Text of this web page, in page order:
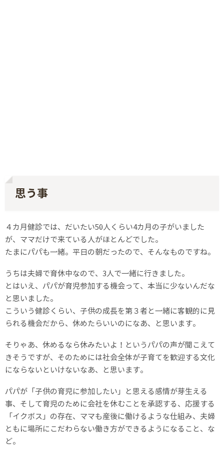
思う事
４カ月健診では、だいたい50人くらい4カ月の子がいました
が、ママだけで来ている人がほとんどでした。
たまにパパも一緒。平日の朝だったので、そんなものですね。
うちは夫婦で育休中なので、3人で一緒に行きました。
とはいえ、パパが育児参加する機会って、本当に少ないんだな
と思いました。
こういう健診くらい、子供の成長を第３者と一緒に客観的に見
られる機会だから、休めたらいいのになあ、と思います。
そりゃあ、休めるなら休みたいよ！というパパの声が聞こえて
きそうですが、そのためには社会全体が子育てを歓迎する文化
にならないといけないなあ、と思います。
パパが「子供の育児に参加したい」と思える感情が芽生える
事、そして育児のために会社を休むことを承認する、応援する
「イクボス」の存在、ママも産後に働けるような仕組み、夫婦
ともに場所にこだわらない働き方ができるようになること、な
ど。